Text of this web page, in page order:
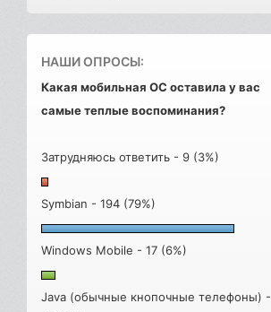
НАШИ ОПРОСЫ:
Какая мобильная ОС оставила у вас
самые теплые воспоминания?
Затрудняюсь ответить - 9 (3%)
Symbian - 194 (79%)
Windows Mobile - 17 (6%)
Java (обычные кнопочные телефоны) -